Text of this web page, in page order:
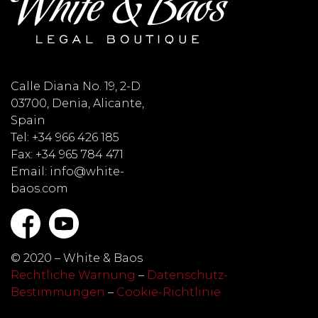
Calle Diana No. 19, 2-D
03700, Denia, Alicante,
Spain
Tel: +34 966 426 185
Fax: +34 965 784 471
Email: info@white-
baos.com
© 2020 – White & Baos
Rechtliche Warnung – Datenschutz-
Bestimmungen – Cookie-Richtlinie